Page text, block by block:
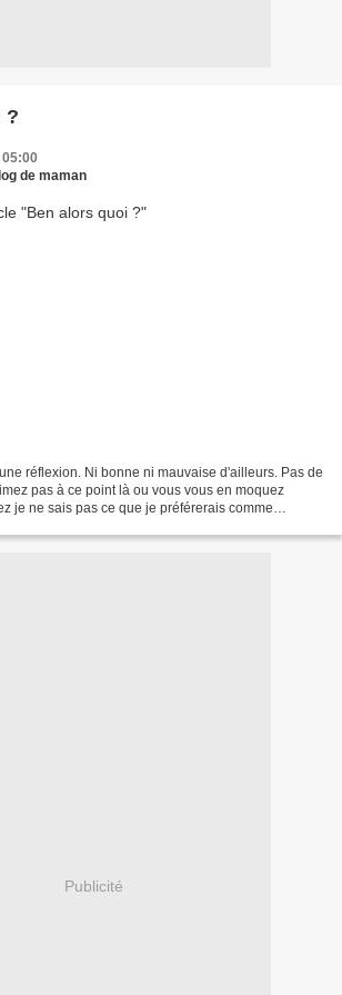
?
05:00
de maman
réflexion. Ni bonne ni mauvaise d'ailleurs. Pas de
pas à ce point là ou vous vous en moquez
je ne sais pas ce que je préférerais comme
Publicité